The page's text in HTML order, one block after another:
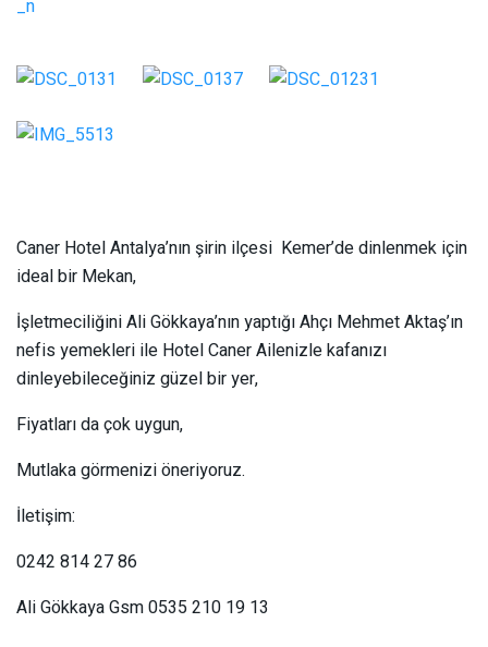
Caner Hotel Antalya’nın şirin ilçesi Kemer’de dinlenmek için
ideal bir Mekan,
İşletmeciliğini Ali Gökkaya’nın yaptığı Ahçı Mehmet Aktaş’ın
nefis yemekleri ile Hotel Caner Ailenizle kafanızı
dinleyebileceğiniz güzel bir yer,
Fiyatları da çok uygun,
Mutlaka görmenizi öneriyoruz.
İletişim:
0242 814 27 86
Ali Gökkaya Gsm 0535 210 19 13